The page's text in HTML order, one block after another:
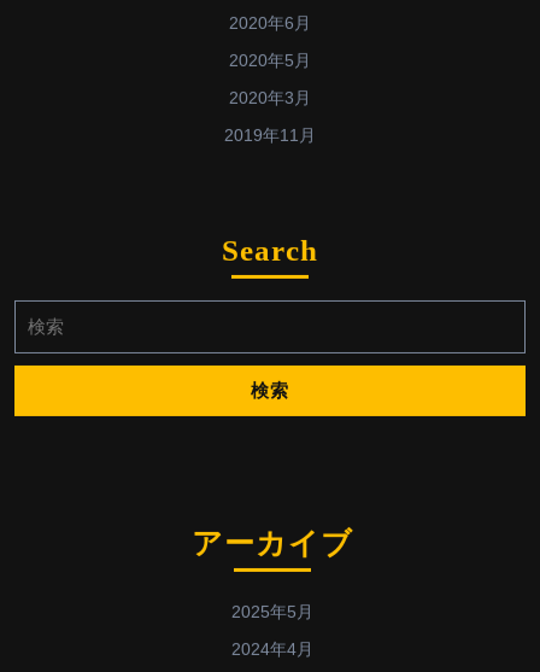
2020年6月
2020年5月
2020年3月
2019年11月
Search
索:
アーカイブ
2025年5月
2024年4月